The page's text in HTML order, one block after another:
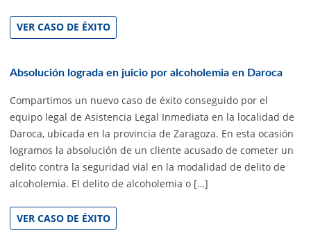
VER CASO DE ÉXITO
Absolución lograda en juicio por alcoholemia en Daroca
Compartimos un nuevo caso de éxito conseguido por el
equipo legal de Asistencia Legal Inmediata en la localidad de
Daroca, ubicada en la provincia de Zaragoza. En esta ocasión
logramos la absolución de un cliente acusado de cometer un
delito contra la seguridad vial en la modalidad de delito de
alcoholemia. El delito de alcoholemia o […]
VER CASO DE ÉXITO